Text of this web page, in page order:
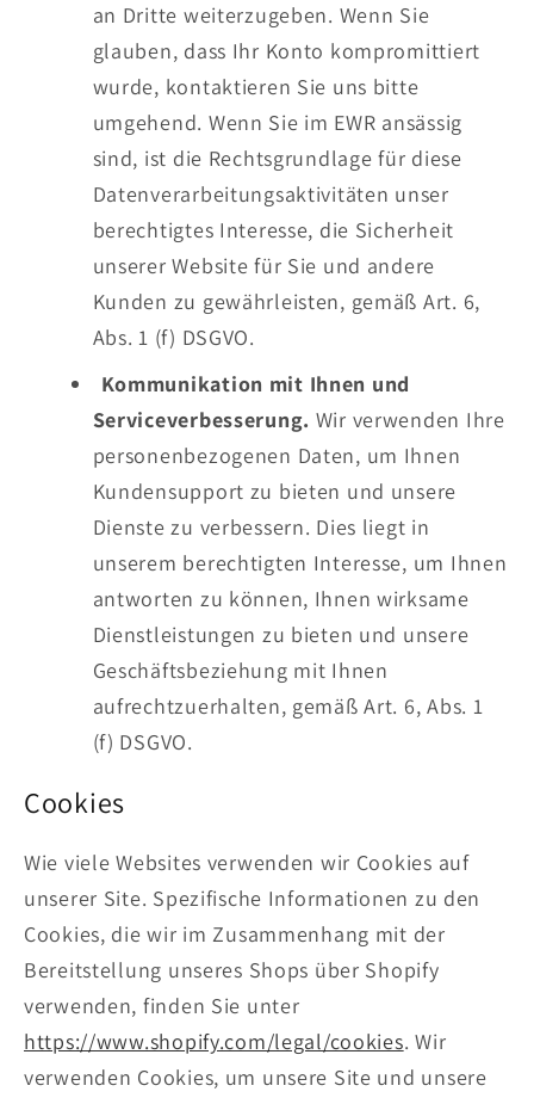
an Dritte weiterzugeben. Wenn Sie
glauben, dass Ihr Konto kompromittiert
wurde, kontaktieren Sie uns bitte
umgehend. Wenn Sie im EWR ansässig
sind, ist die Rechtsgrundlage für diese
Datenverarbeitungsaktivitäten unser
berechtigtes Interesse, die Sicherheit
unserer Website für Sie und andere
Kunden zu gewährleisten, gemäß Art. 6,
Abs. 1 (f) DSGVO.
Kommunikation mit Ihnen und
Serviceverbesserung. Wir verwenden Ihre
personenbezogenen Daten, um Ihnen
Kundensupport zu bieten und unsere
Dienste zu verbessern. Dies liegt in
unserem berechtigten Interesse, um Ihnen
antworten zu können, Ihnen wirksame
Dienstleistungen zu bieten und unsere
Geschäftsbeziehung mit Ihnen
aufrechtzuerhalten, gemäß Art. 6, Abs. 1
(f) DSGVO.
Cookies
Wie viele Websites verwenden wir Cookies auf
unserer Site. Spezifische Informationen zu den
Cookies, die wir im Zusammenhang mit der
Bereitstellung unseres Shops über Shopify
verwenden, finden Sie unter
https://www.shopify.com/legal/cookies. Wir
verwenden Cookies, um unsere Site und unsere